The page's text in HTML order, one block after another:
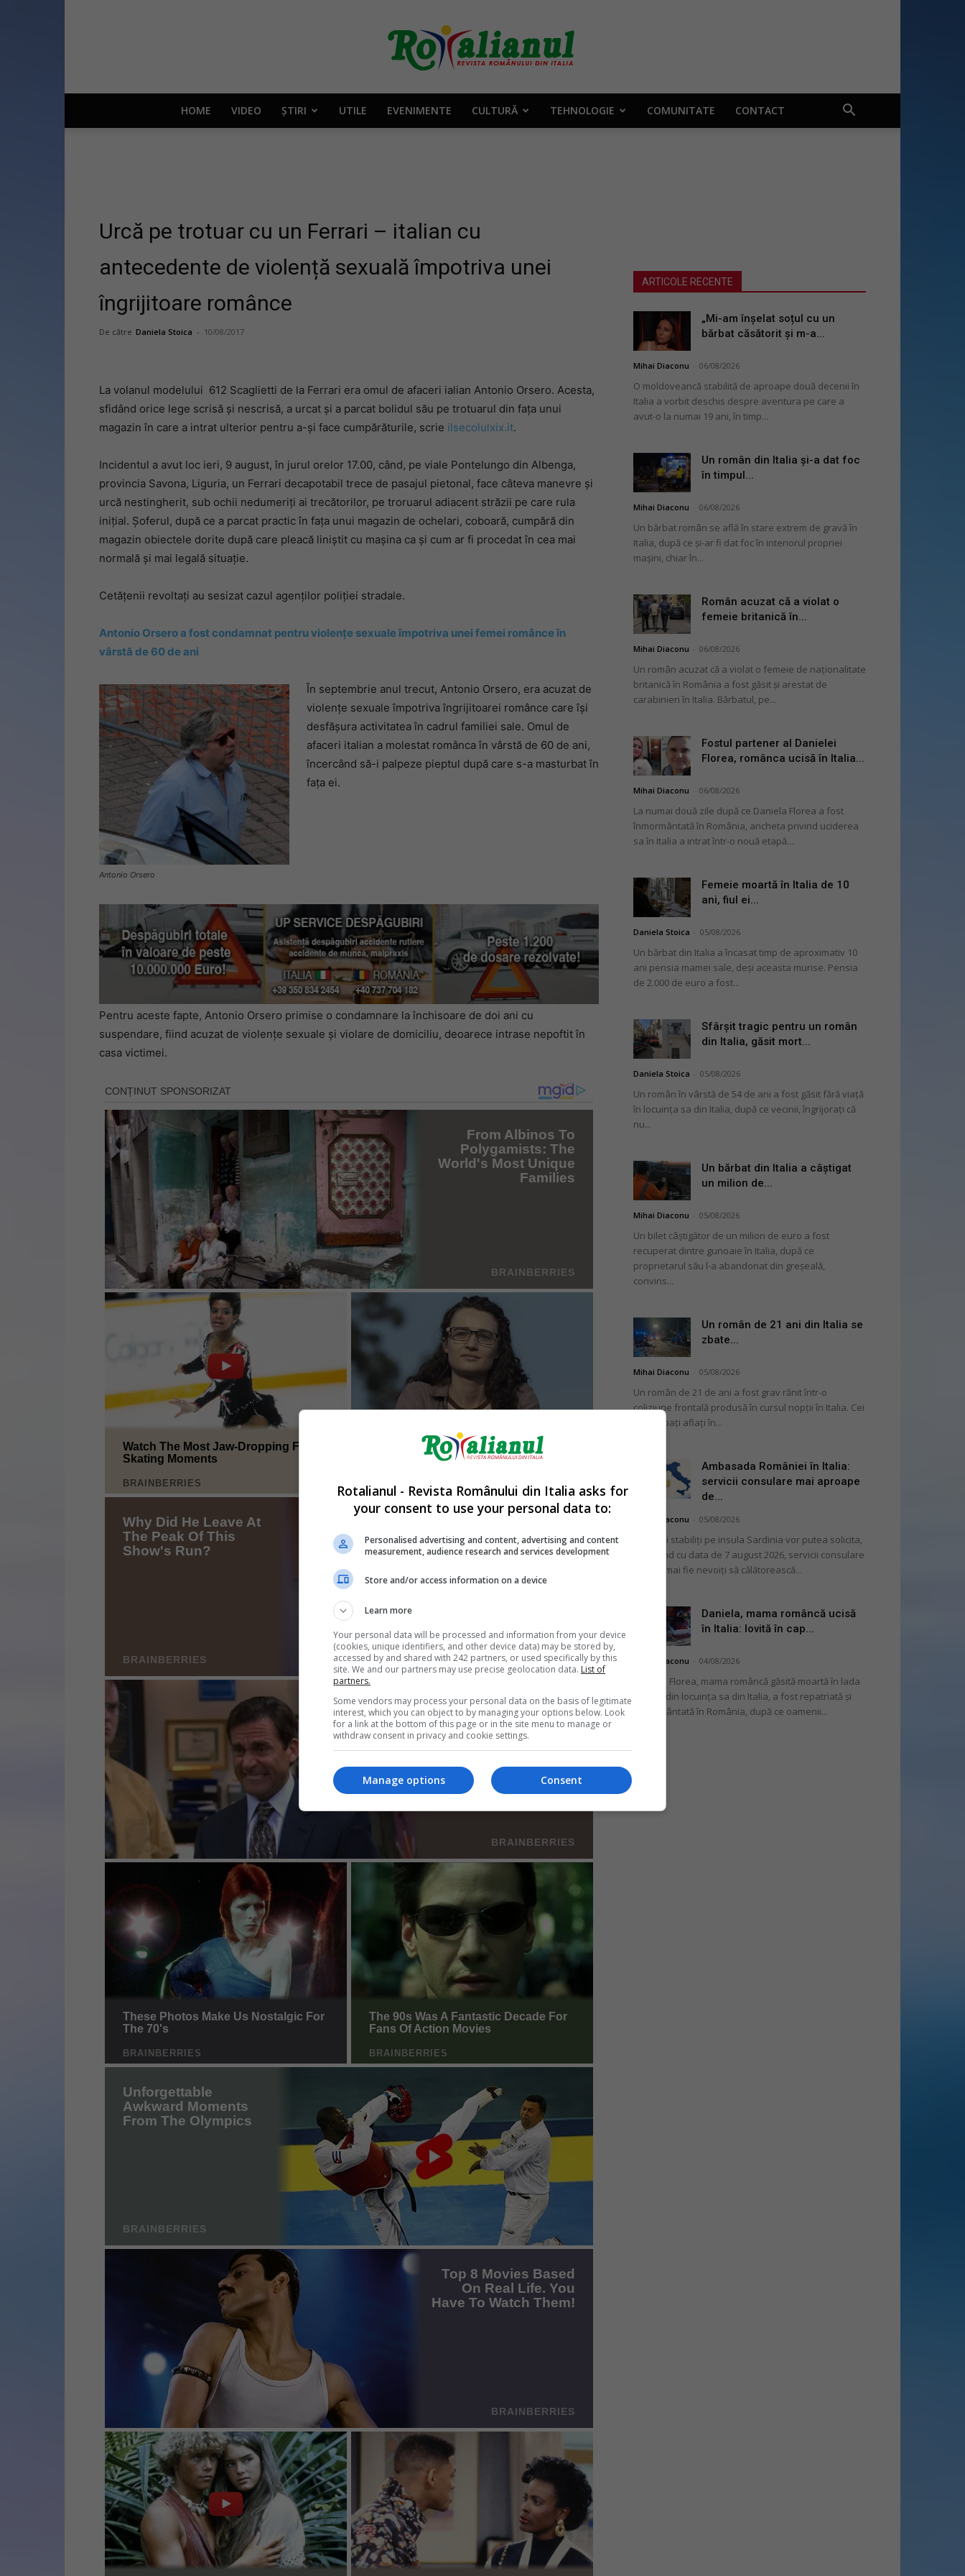
Rotalianul
românului
din
HOME VIDEO ȘTIRI UTILE EVENIMENTE CULTURĂ TEHNOLOGIE COMUNITATE CONTACT
Urcă pe trotuar cu un Ferrari – italian cu
antecedente de violență sexuală împotriva unei
îngrijitoare românce
De către Daniela Stoica - 10/08/2017
La volanul modelului 612 Scaglietti de la Ferrari era omul de afaceri ialian Antonio Orsero. Acesta,
sfidând orice lege scrisă și nescrisă, a urcat și a parcat bolidul său pe trotuarul din fața unui
magazin în care a intrat ulterior pentru a-și face cumpărăturile, scrie ilsecolulxix.it.
Incidentul a avut loc ieri, 9 august, în jurul orelor 17.00, când, pe viale Pontelungo din Albenga,
provincia Savona, Liguria, un Ferrari decapotabil trece de pasajul pietonal, face câteva manevre și
urcă nestingherit, sub ochii nedumeriți ai trecătorilor, pe troruarul adiacent străzii pe care rula
inițial. Șoferul, după ce a parcat practic în fața unui magazin de ochelari, coboară, cumpără din
magazin obiectele dorite după care pleacă liniștit cu mașina ca și cum ar fi procedat în cea mai
normală și mai legală situație.
Cetățenii revoltați au sesizat cazul agenților poliției stradale.
Antonio Orsero a fost condamnat pentru violențe sexuale împotriva unei femei românce în
vârstă de 60 de ani
Antonio Orsero
În septembrie anul trecut, Antonio Orsero, era acuzat de
violențe sexuale împotriva îngrijitoarei românce care își
desfășura activitatea în cadrul familiei sale. Omul de
afaceri italian a molestat românca în vârstă de 60 de ani,
încercând să-i palpeze pieptul după care s-a masturbat în
fața ei.
Pentru aceste fapte, Antonio Orsero primise o condamnare la închisoare de doi ani cu
suspendare, fiind acuzat de violențe sexuale și violare de domiciliu, deoarece intrase nepoftit în
casa victimei.
ARTICOLE RECENTE
„Mi-am înșelat soțul cu un
bărbat căsătorit și m-a...
Mihai Diaconu 06/08/2026
O moldoveancă stabilită de aproape două decenii în
Italia a vorbit deschis despre aventura pe care a
avut-o la numai 19 ani, în timp...
Un român din Italia și-a dat foc
în timpul...
Mihai Diaconu 06/08/2026
Un bărbat român se află în stare extrem de gravă în
Italia, după ce și-ar fi dat foc în interiorul propriei
mașini, chiar în...
Român acuzat că a violat o
femeie britanică în...
Mihai Diaconu 06/08/2026
Un român acuzat că a violat o femeie de naționalitate
britanică în România a fost găsit și arestat de
carabinieri în Italia. Bărbatul, pe...
Fostul partener al Danielei
Florea, românca ucisă în Italia...
Mihai Diaconu 06/08/2026
La numai două zile după ce Daniela Florea a fost
înmormântată în România, ancheta privind uciderea
sa în Italia a intrat într-o nouă etapă....
Femeie moartă în Italia de 10
ani, fiul ei...
Daniela Stoica 05/08/2026
Un bărbat din Italia a încasat timp de aproximativ 10
ani pensia mamei sale, deși aceasta murise. Pensia
de 2.000 de euro a fost...
Sfârșit tragic pentru un român
din Italia, găsit mort...
Daniela Stoica 05/08/2026
Un român în vârstă de 54 de ani a fost găsit fără viață
în locuința sa din Italia, după ce vecinii, îngrijorați că
nu...
Un bărbat din Italia a câștigat
un milion de...
Mihai Diaconu 05/08/2026
Un bilet câștigător de un milion de euro a fost
recuperat dintre gunoaie în Italia, după ce
proprietarul său l-a abandonat din greșeală,
convins...
Un român de 21 ani din Italia se
zbate...
Mihai Diaconu 05/08/2026
Un român de 21 de ani a fost grav rănit într-o
coliziune frontală produsă în cursul nopții în Italia. Cei
doi bărbați aflați în...
Ambasada României în Italia:
servicii consulare mai aproape
de...
Mihai Diaconu 05/08/2026
Românii stabiliți pe insula Sardinia vor putea solicita,
începând cu data de 7 august 2026, servicii consulare
fără să mai fie nevoiți să călătorească...
Daniela, mama româncă ucisă
în Italia: lovită în cap...
Mihai Diaconu 04/08/2026
Daniela Florea, mama româncă găsită moartă în lada
patului din locuința sa din Italia, a fost repatriată și
înmormântată în România, după ce oamenii...
Rotalianul - Revista Românului din Italia asks for
your consent to use your personal data to:
Personalised advertising and content, advertising and content
measurement, audience research and services development
Store and/or access information on a device
Learn more
Your personal data will be processed and information from your device
(cookies, unique identifiers, and other device data) may be stored by,
accessed by and shared with 242 partners, or used specifically by this
site. We and our partners may use precise geolocation data. List of
partners.
Some vendors may process your personal data on the basis of legitimate
interest, which you can object to by managing your options below. Look
for a link at the bottom of this page or in the site menu to manage or
withdraw consent in privacy and cookie settings.
Consent
Manage options